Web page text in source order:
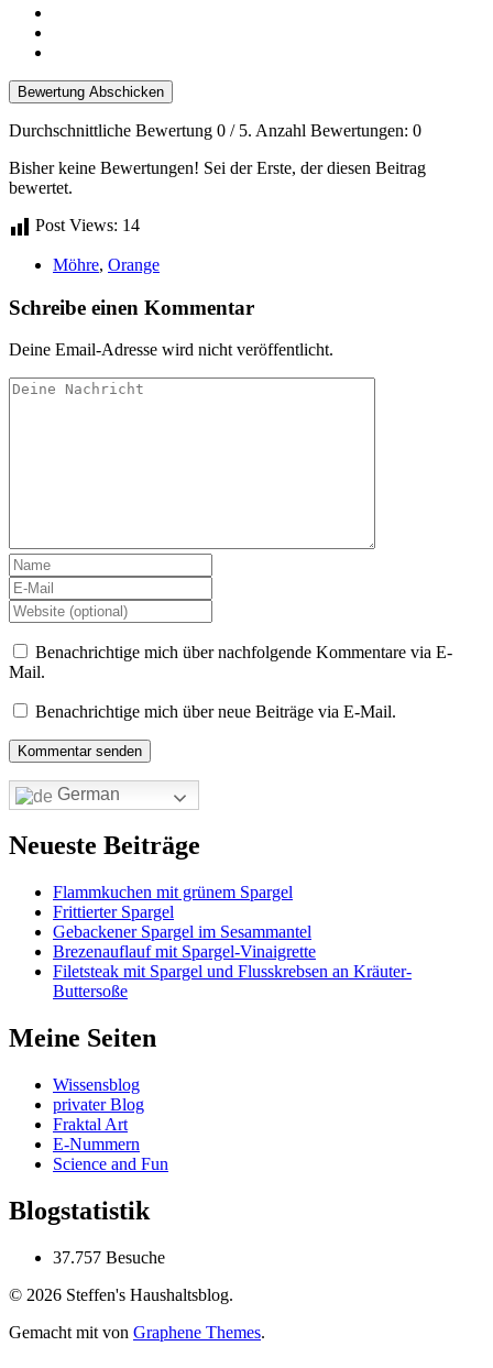
Bewertung Abschicken
Durchschnittliche Bewertung 0 / 5. Anzahl Bewertungen: 0
Bisher keine Bewertungen! Sei der Erste, der diesen Beitrag
bewertet.
Post Views: 14
Möhre, Orange
Schreibe einen Kommentar
Deine Email-Adresse wird nicht veröffentlicht.
Benachrichtige mich über nachfolgende Kommentare via E-
Mail.
Benachrichtige mich über neue Beiträge via E-Mail.
German
Neueste Beiträge
Flammkuchen mit grünem Spargel
Frittierter Spargel
Gebackener Spargel im Sesammantel
Brezenauflauf mit Spargel-Vinaigrette
Filetsteak mit Spargel und Flusskrebsen an Kräuter-
Buttersoße
Meine Seiten
Wissensblog
privater Blog
Fraktal Art
E-Nummern
Science and Fun
Blogstatistik
37.757 Besuche
© 2026 Steffen's Haushaltsblog.
Gemacht mit von Graphene Themes.